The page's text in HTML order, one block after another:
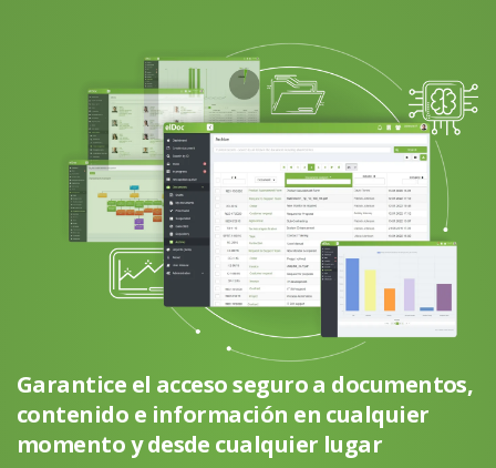
Garantice el acceso seguro a documentos,
contenido e información en cualquier
momento y desde cualquier lugar